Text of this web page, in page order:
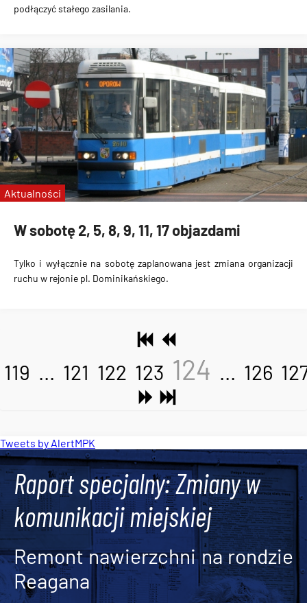
podłączyć stałego zasilania.
W sobotę 2, 5, 8, 9, 11, 17 objazdami
Tylko i wyłącznie na sobotę zaplanowana jest zmiana organizacji
ruchu w rejonie pl. Dominikańskiego.
Aktualności
119 ... 121 122 123 124 ... 126
Tweets by AlertMPK
Raport specjalny: Zmiany w
komunikacji miejskiej
Remont nawierzchni na rondzie
Reagana